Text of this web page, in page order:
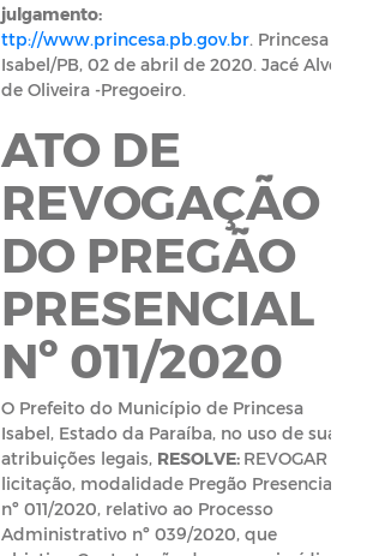
julgamento:
ttp://www.princesa.pb.gov.br. Princesa
Isabel/PB, 02 de abril de 2020. Jacé Alves
de Oliveira -Pregoeiro.
ATO DE
REVOGAÇÃO
DO PREGÃO
PRESENCIAL
Nº 011/2020
O Prefeito do Município de Princesa
Isabel, Estado da Paraíba, no uso de suas
atribuições legais, RESOLVE: REVOGAR a
licitação, modalidade Pregão Presencial
nº 011/2020, relativo ao Processo
Administrativo nº 039/2020, que